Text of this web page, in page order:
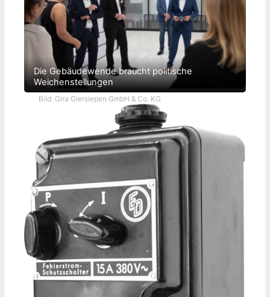
Die Gebäudewende braucht politische
Weichenstellungen
Bild: Gira Giersiepen GmbH & Co. KG